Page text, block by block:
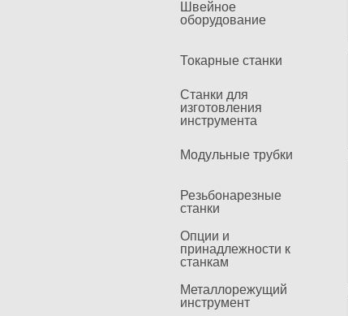
Швейное
оборудование
Токарные станки
Станки для
изготовления
инструмента
Модульные трубки
Резьбонарезные
станки
Опции и
принадлежности к
станкам
Металлорежущий
инструмент